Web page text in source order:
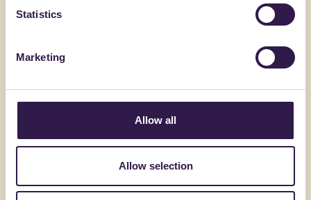
Statistics
Marketing
Allow all
Allow selection
Arredo per interni Arredo per